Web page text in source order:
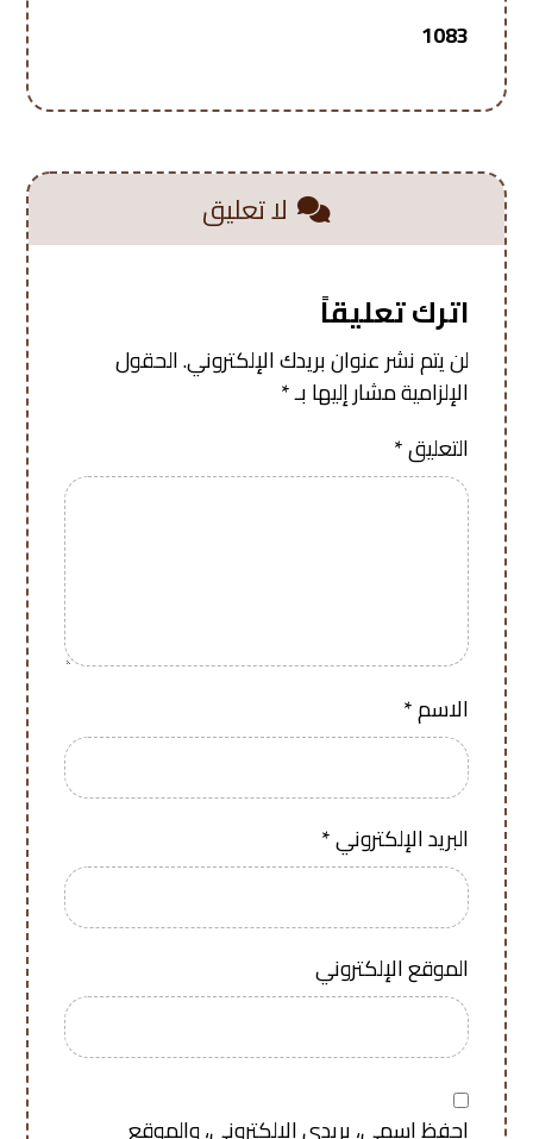
1083
لا تعليق
اترك تعليقاً
لن يتم نشر عنوان بريدك الإلكتروني.الحقول
الإلزامية مشار إليها بـ*
التعليق*
الاسم*
البريد الإلكتروني*
الموقع الإلكتروني
احفظ اسمي، بريدي الإلكتروني، والموقع